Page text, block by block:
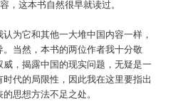
，这本书自然很早就读过。
为它和其他一大堆中国内容一样，
当然，本书的两位作者我十分敬
，揭露中国的现实问题，无疑是一
代的局限性，因此我在这里要指出
思想方法不足之处。